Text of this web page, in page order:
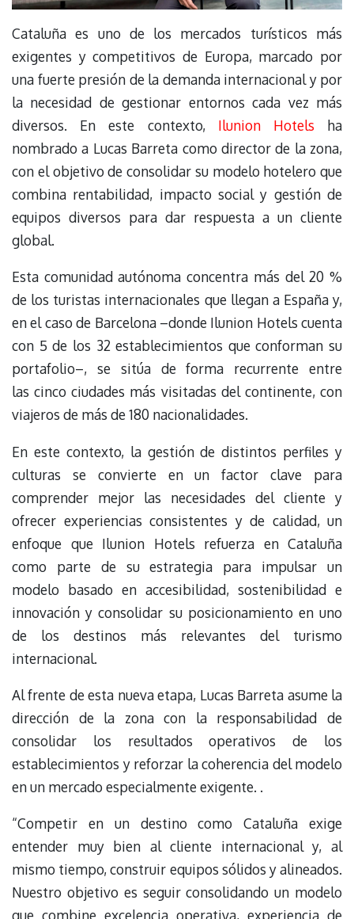
Cataluña es uno de los mercados turísticos más
exigentes y competitivos de Europa, marcado por
una fuerte presión de la demanda internacional y por
la necesidad de gestionar entornos cada vez más
diversos. En este contexto, Ilunion Hotels ha
nombrado a Lucas Barreta como director de la zona,
con el objetivo de consolidar su modelo hotelero que
combina rentabilidad, impacto social y gestión de
equipos diversos para dar respuesta a un cliente
global.
Esta comunidad autónoma concentra más del 20 %
de los turistas internacionales que llegan a España y,
en el caso de Barcelona –donde Ilunion Hotels cuenta
con 5 de los 32 establecimientos que conforman su
portafolio–, se sitúa de forma recurrente entre
las cinco ciudades más visitadas del continente, con
viajeros de más de 180 nacionalidades.
En este contexto, la gestión de distintos perfiles y
culturas se convierte en un factor clave para
comprender mejor las necesidades del cliente y
ofrecer experiencias consistentes y de calidad, un
enfoque que Ilunion Hotels refuerza en Cataluña
como parte de su estrategia para impulsar un
modelo basado en accesibilidad, sostenibilidad e
innovación y consolidar su posicionamiento en uno
de los destinos más relevantes del turismo
internacional.
Al frente de esta nueva etapa, Lucas Barreta asume la
dirección de la zona con la responsabilidad de
consolidar los resultados operativos de los
establecimientos y reforzar la coherencia del modelo
en un mercado especialmente exigente. .
“Competir en un destino como Cataluña exige
entender muy bien al cliente internacional y, al
mismo tiempo, construir equipos sólidos y alineados.
Nuestro objetivo es seguir consolidando un modelo
que combine excelencia operativa, experiencia de